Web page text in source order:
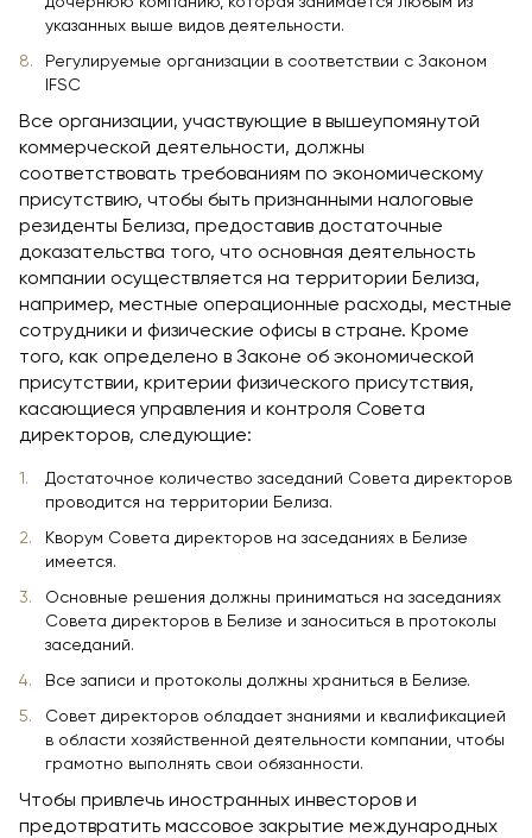
указанных выше видов деятельности.
Регулируемые организации в соответствии с Законом
IFSC
Все организации, участвующие в вышеупомянутой
коммерческой деятельности, должны
соответствовать требованиям по экономическому
присутствию, чтобы быть признанными налоговые
резиденты Белиза, предоставив достаточные
доказательства того, что основная деятельность
компании осуществляется на территории Белиза,
например, местные операционные расходы, местные
сотрудники и физические офисы в стране. Кроме
того, как определено в Законе об экономической
присутствии, критерии физического присутствия,
касающиеся управления и контроля Совета
директоров, следующие:
Достаточное количество заседаний Совета директоров
проводится на территории Белиза.
Кворум Совета директоров на заседаниях в Белизе
имеется.
Основные решения должны приниматься на заседаниях
Совета директоров в Белизе и заноситься в протоколы
заседаний.
Все записи и протоколы должны храниться в Белизе.
Совет директоров обладает знаниями и квалификацией
в области хозяйственной деятельности компании, чтобы
грамотно выполнять свои обязанности.
Чтобы привлечь иностранных инвесторов и
предотвратить массовое закрытие международных